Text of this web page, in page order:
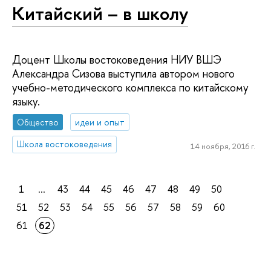
Китайский – в школу
Доцент Школы востоковедения НИУ ВШЭ
Александра Сизова выступила автором нового
учебно-методического комплекса по китайскому
языку.
Общество
идеи и опыт
Школа востоковедения
14 ноября, 2016 г.
1 ... 43 44 45 46 47 48 49
50
51
52 53 54 55 56 57 58 59
60
61
62